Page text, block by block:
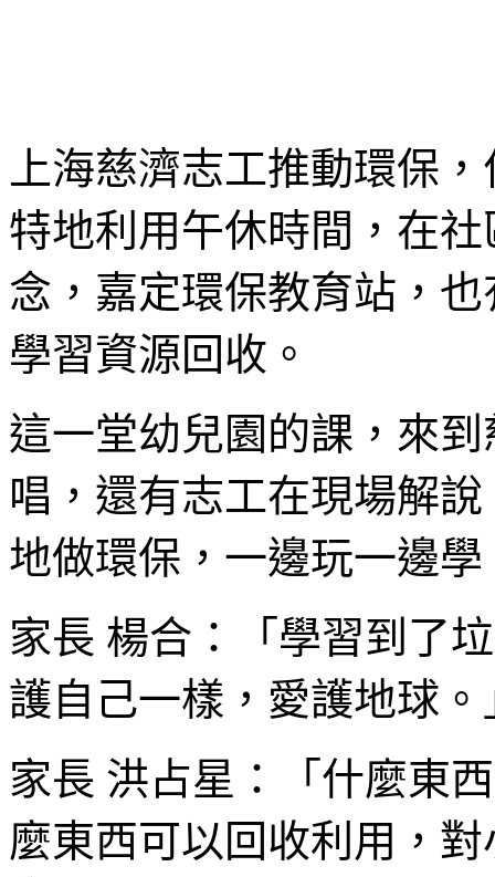
上海慈濟志工推動環保
特地利用午休時間，在
念，嘉定環保教育站，
學習資源回收。
這一堂幼兒園的課，來
唱，還有志工在現場解
地做環保，一邊玩一邊
家長 楊合：「學習到了
護自己一樣，愛護地球。
家長 洪占星：「什麼東
麼東西可以回收利用，